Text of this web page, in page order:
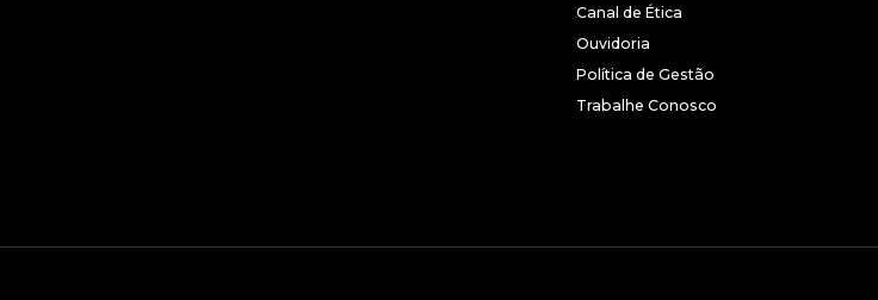
Canal de Ética
Ouvidoria
Política de Gestão
Trabalhe Conosco